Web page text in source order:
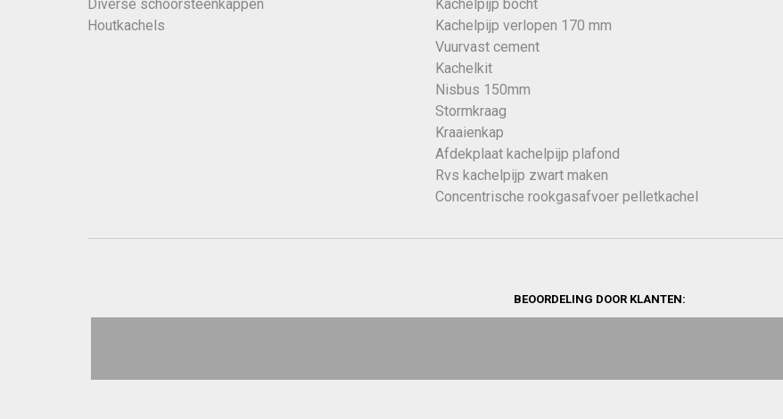
Diverse schoorsteenkappen
Houtkachels
Kachelpijp bocht
Kachelpijp verlopen 170 mm
Vuurvast cement
Kachelkit
Nisbus 150mm
Stormkraag
Kraaienkap
Afdekplaat kachelpijp plafond
Rvs kachelpijp zwart maken
Concentrische rookgasafvoer pelletkachel
BEOORDELING DOOR KLANTEN: